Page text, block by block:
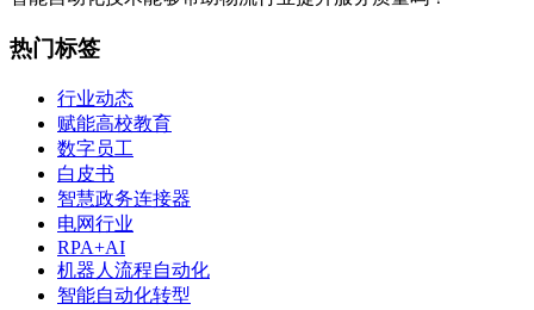
热门标签
行业动态
赋能高校教育
数字员工
白皮书
智慧政务连接器
电网行业
RPA+AI
机器人流程自动化
智能自动化转型